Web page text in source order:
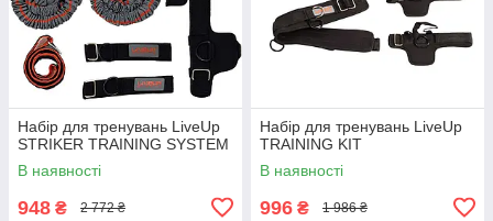
Набiр для тренувань LiveUp
STRIKER TRAINING SYSTEM
В наявності
948 ₴ 2 772 ₴
Набір для тренувань LiveUp
TRAINING KIT
В наявності
996 ₴ 1 986 ₴